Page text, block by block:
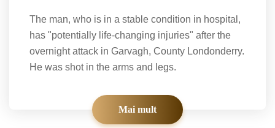
The man, who is in a stable condition in hospital,
has "potentially life-changing injuries" after the
overnight attack in Garvagh, County Londonderry.
He was shot in the arms and legs.
Mai mult